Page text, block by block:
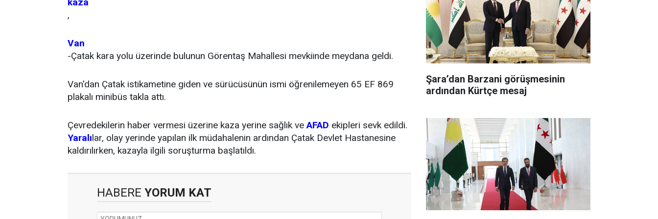
,
Van
-Çatak kara yolu üzerinde bulunun Görentaş Mahallesi mevkiinde meydana geldi.
Van'dan Çatak istikametine giden ve sürücüsünün ismi öğrenilemeyen 65 EF 869
plakalı minibüs takla attı.
Çevredekilerin haber vermesi üzerine kaza yerine sağlık veAFAD ekipleri sevk edildi.
Yaralılar, olay yerinde yapılan ilk müdahalenin ardından Çatak Devlet Hastanesine
kaldırılırken, kazayla ilgili soruşturma başlatıldı.
HABERE YORUM KAT
Şara’dan Barzani görüşmesinin
ardından Kürtçe mesaj